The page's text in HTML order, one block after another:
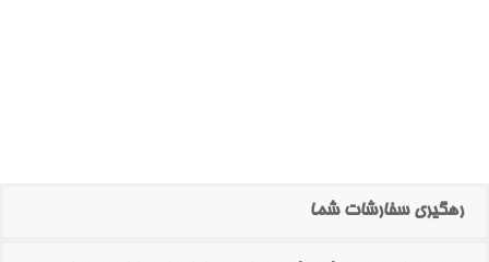
رهگیری سفارشات شما